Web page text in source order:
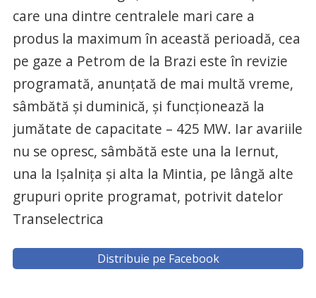
care una dintre centralele mari care a
produs la maximum în această perioadă, cea
pe gaze a Petrom de la Brazi este în revizie
programată, anunţată de mai multă vreme,
sâmbătă şi duminică, şi funcţionează la
jumătate de capacitate – 425 MW. Iar avariile
nu se opresc, sâmbătă este una la Iernut,
una la Işalniţa şi alta la Mintia, pe lângă alte
grupuri oprite programat, potrivit datelor
Transelectrica
Distribuie pe Facebook